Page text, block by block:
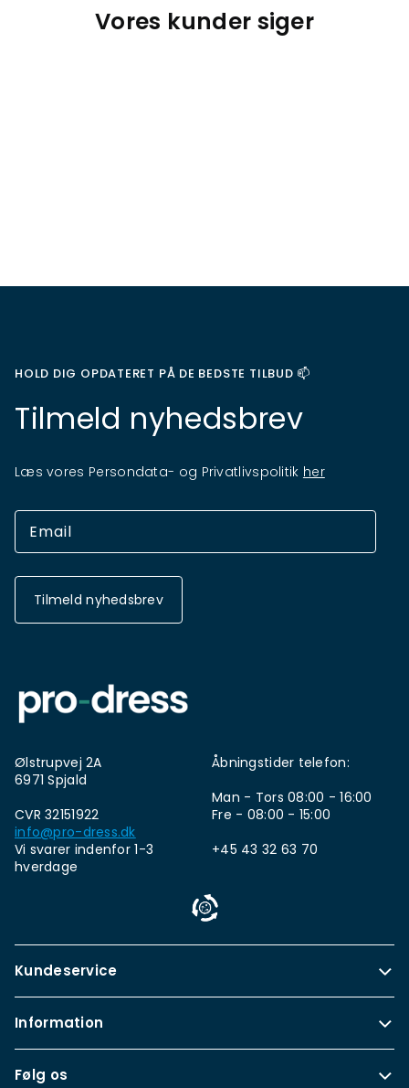
Vores kunder siger
HOLD DIG OPDATERET PÅ DE BEDSTE TILBUD 📫
Tilmeld nyhedsbrev
Læs vores Persondata- og Privatlivspolitik her
Tilmeld nyhedsbrev
Ølstrupvej 2A
6971 Spjald
CVR 32151922
info@pro-dress.dk
Vi svarer indenfor 1-3
hverdage
Åbningstider telefon:
Man - Tors 08:00 - 16:00
Fre - 08:00 - 15:00
+45 43 32 63 70
Kundeservice
Information
Følg os